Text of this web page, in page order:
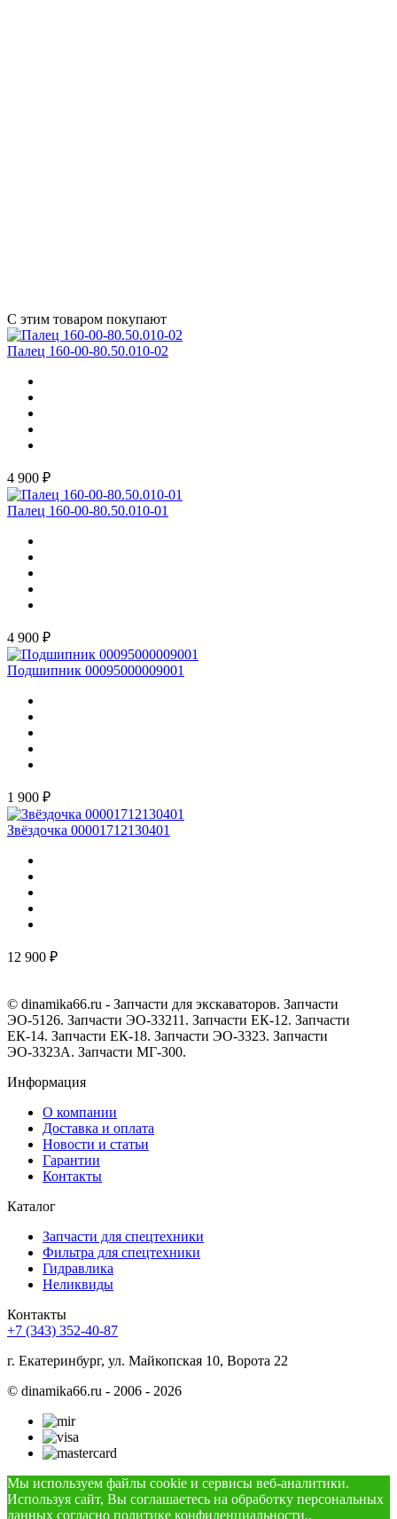
С этим товаром покупают
Палец 160-00-80.50.010-02
4 900 ₽
Палец 160-00-80.50.010-01
4 900 ₽
Подшипник 00095000009001
1 900 ₽
Звёздочка 00001712130401
12 900 ₽
© dinamika66.ru - Запчасти для экскаваторов. Запчасти
ЭО-5126. Запчасти ЭО-33211. Запчасти ЕК-12. Запчасти
ЕК-14. Запчасти ЕК-18. Запчасти ЭО-3323. Запчасти
ЭО-3323А. Запчасти МГ-300.
Информация
О компании
Доставка и оплата
Новости и статьи
Гарантии
Контакты
Каталог
Запчасти для спецтехники
Фильтра для спецтехники
Гидравлика
Неликвиды
Контакты
+7 (343) 352-40-87
г. Екатеринбург, ул. Майкопская 10, Ворота 22
© dinamika66.ru - 2006 - 2026
Мы используем файлы cookie и сервисы веб-аналитики.
Используя сайт, Вы соглашаетесь на обработку персональных
данных согласно политике конфиденциальности..